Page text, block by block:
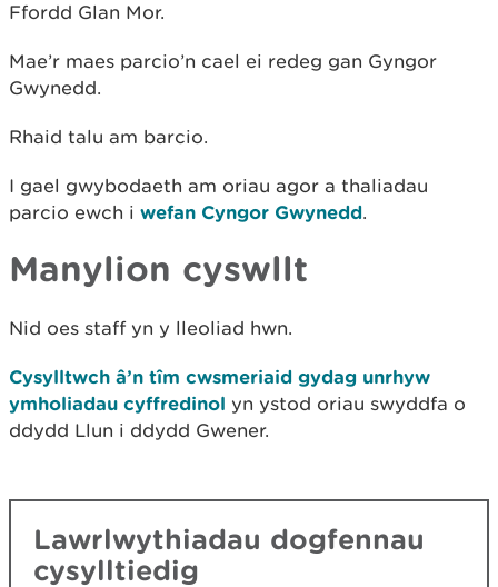
Ffordd Glan Mor.
Mae’r maes parcio’n cael ei redeg gan Gyngor
Gwynedd.
Rhaid talu am barcio.
I gael gwybodaeth am oriau agor a thaliadau
parcio ewch i wefan Cyngor Gwynedd.
Manylion cyswllt
Nid oes staff yn y lleoliad hwn.
Cysylltwch â’n tîm cwsmeriaid gydag unrhyw
ymholiadau cyffredinol yn ystod oriau swyddfa o
ddydd Llun i ddydd Gwener.
Lawrlwythiadau dogfennau
cysylltiedig